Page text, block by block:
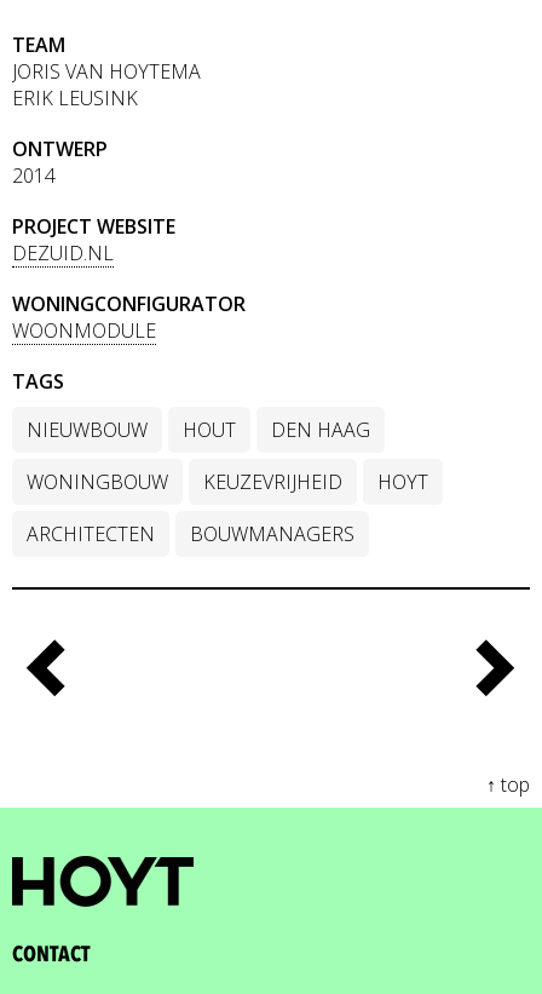
TEAM
JORIS VAN HOYTEMA
ERIK LEUSINK
ONTWERP
2014
PROJECT WEBSITE
DEZUID.NL
WONINGCONFIGURATOR
WOONMODULE
TAGS
NIEUWBOUW
HOUT
DEN HAAG
WONINGBOUW
KEUZEVRIJHEID
HOYT
ARCHITECTEN
BOUWMANAGERS
↑ top
CONTACT